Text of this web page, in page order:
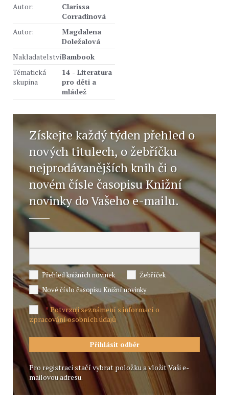
Autor:
Clarissa
Corradinová
Autor:
Magdalena
Doležalová
NakladatelstvíBambook
Tématická
skupina
14 - Literatura
pro děti a
mládež
Získejte každý týden přehled o
nových titulech, o žebříčku
nejprodávanějších knih či o
novém čísle časopisu Knižní
novinky do Vašeho e-mailu.
Přehled knižních novinek
Žebříček
Nové číslo časopisu Knižní novinky
*Potvrzuji seznámení s informací o
zpracování osobních údajů
Pro registraci stačí vybrat položku a vložit Vaši e-
mailovou adresu.